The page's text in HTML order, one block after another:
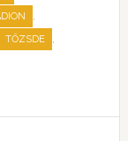
,
TŐZSDE ,